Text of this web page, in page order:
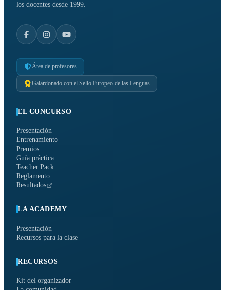
los docentes desde 1999.
Área de profesores
Galardonado con el Sello Europeo de las Lenguas
EL CONCURSO
Presentación
Entrenamiento
Premios
Guía práctica
Teacher Pack
Reglamento
Resultados
LA ACADEMY
Presentación
Recursos para la clase
RECURSOS
Kit del organizador